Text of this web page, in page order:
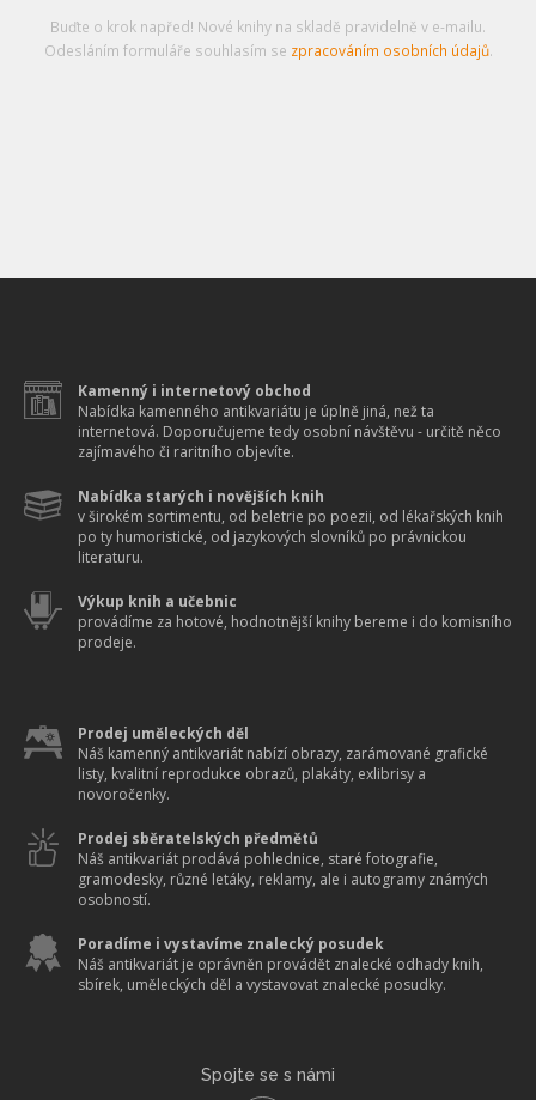
Buďte o krok napřed! Nové knihy na skladě pravidelně v e-mailu.
Odesláním formuláře souhlasím se zpracováním osobních údajů.
Kamenný i internetový obchod
Nabídka kamenného antikvariátu je úplně jiná, než ta
internetová. Doporučujeme tedy osobní návštěvu - určitě něco
zajímavého či raritního objevíte.
Nabídka starých i novějších knih
v širokém sortimentu, od beletrie po poezii, od lékařských knih
po ty humoristické, od jazykových slovníků po právnickou
literaturu.
Výkup knih a učebnic
provádíme za hotové, hodnotnější knihy bereme i do komisního
prodeje.
Prodej uměleckých děl
Náš kamenný antikvariát nabízí obrazy, zarámované grafické
listy, kvalitní reprodukce obrazů, plakáty, exlibrisy a
novoročenky.
Prodej sběratelských předmětů
Náš antikvariát prodává pohlednice, staré fotografie,
gramodesky, různé letáky, reklamy, ale i autogramy známých
osobností.
Poradíme i vystavíme znalecký posudek
Náš antikvariát je oprávněn provádět znalecké odhady knih,
sbírek, uměleckých děl a vystavovat znalecké posudky.
Spojte se s námi